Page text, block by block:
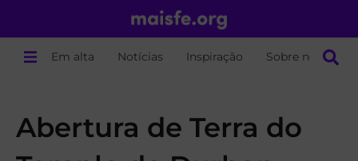
Em alta Notícias Inspiração Sobre nós
Abertura de Terra do